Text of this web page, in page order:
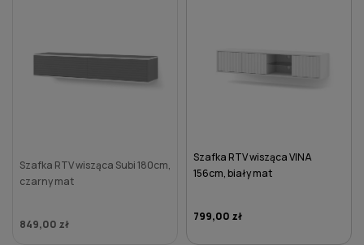
Szafka RTV wisząca Subi 180cm,
czarny mat
849,00 zł
Szafka RTV wisząca VINA
156cm, biały mat
799,00 zł